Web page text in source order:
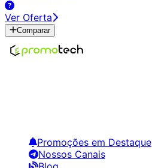
Ver Oferta
Comparar
Promoções em Destaque
Nossos Canais